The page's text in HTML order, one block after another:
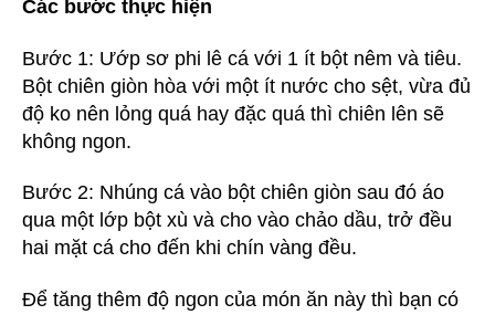
Các bước thực hiện
Bước 1: Ướp sơ phi lê cá với 1 ít bột nêm và tiêu.
Bột chiên giòn hòa với một ít nước cho sệt, vừa đủ
độ ko nên lỏng quá hay đặc quá thì chiên lên sẽ
không ngon.
Bước 2: Nhúng cá vào bột chiên giòn sau đó áo
qua một lớp bột xù và cho vào chảo dầu, trở đều
hai mặt cá cho đến khi chín vàng đều.
Để tăng thêm độ ngon của món ăn này thì bạn có